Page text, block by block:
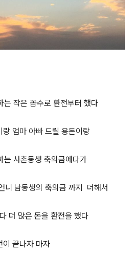
는 작은 꼼수로 환전부터 했다
랑 엄마 아빠 드릴 용돈이랑
는 사촌동생 축의금에다가
니 남동생의 축의금 까지 더해서
더 많은 돈을 환전을 했다
이 끝나자 마자